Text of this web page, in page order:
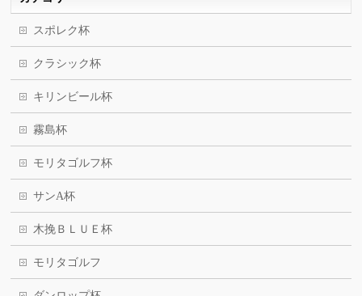
スポレク杯
クラシック杯
キリンビール杯
霧島杯
モリタゴルフ杯
サンA杯
木挽ＢＬＵＥ杯
モリタゴルフ